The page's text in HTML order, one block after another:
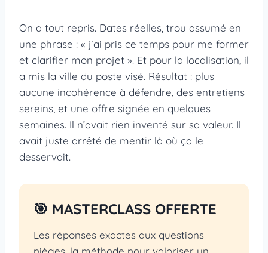
On a tout repris. Dates réelles, trou assumé en
une phrase : « j’ai pris ce temps pour me former
et clarifier mon projet ». Et pour la localisation, il
a mis la ville du poste visé. Résultat : plus
aucune incohérence à défendre, des entretiens
sereins, et une offre signée en quelques
semaines. Il n’avait rien inventé sur sa valeur. Il
avait juste arrêté de mentir là où ça le
desservait.
🎯 MASTERCLASS OFFERTE
Les réponses exactes aux questions